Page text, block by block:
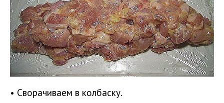
• Сворачиваем в колбаску.